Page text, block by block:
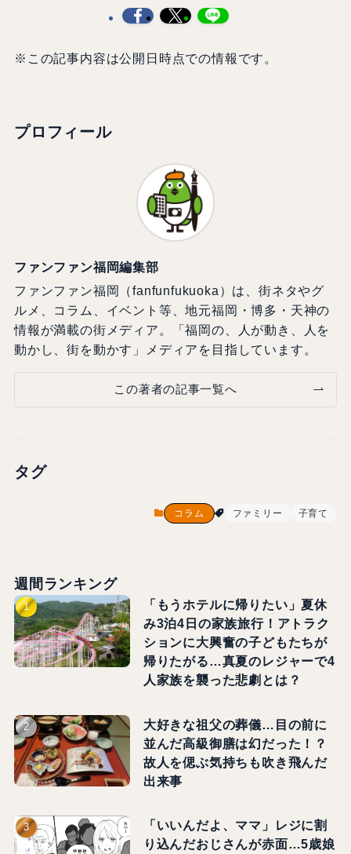
※この記事内容は公開日時点での情報です。
プロフィール
ファンファン福岡編集部
ファンファン福岡（fanfunfukuoka）は、街ネタやグ
ルメ、コラム、イベント等、地元福岡・博多・天神の
情報が満載の街メディア。「福岡の、人が動き、人を
動かし、街を動かす」メディアを目指しています。
この著者の記事一覧へ
タグ
コラム ファミリー 子育て
週間ランキング
「もうホテルに帰りたい」夏休
み3泊4日の家族旅行！アトラク
ションに大興奮の子どもたちが
帰りたがる…真夏のレジャーで4
人家族を襲った悲劇とは？
大好きな祖父の葬儀…目の前に
並んだ高級御膳は幻だった！？
故人を偲ぶ気持ちも吹き飛んだ
出来事
「いいんだよ、ママ」レジに割
り込んだおじさんが赤面…5歳娘